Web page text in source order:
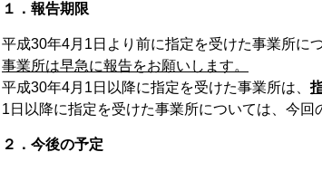
１．報告期限
平成30年4月1日より前に指定を受けた事業所に
事業所は早急に報告をお願いします。
平成30年4月1日以降に指定を受けた事業所は、
1日以降に指定を受けた事業所については、今
２．今後の予定